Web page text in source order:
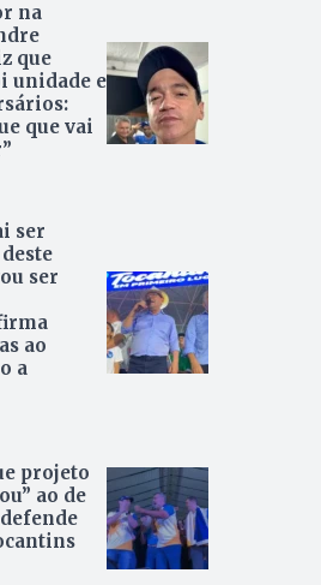
na
que
unidade e
que vai
ser
ser
ao
a
projeto
ao de